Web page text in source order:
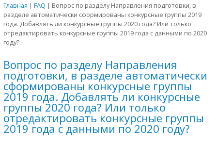
Главная | FAQ | Вопрос по разделу Направления подготовки, в
разделе автоматически сформированы конкурсные группы 2019
года. Добавлять ли конкурсные группы 2020 года? Или только
отредактировать конкурсные группы 2019 года с данными по 2020
году?
Вопрос по разделу Направления
подготовки, в разделе автоматически
сформированы конкурсные группы
2019 года. Добавлять ли конкурсные
группы 2020 года? Или только
отредактировать конкурсные группы
2019 года с данными по 2020 году?